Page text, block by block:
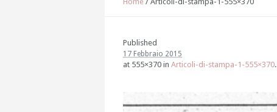
Published
17 Febbraio 2015
at 555×370 in Articoli-di-stampa-1-555×370.